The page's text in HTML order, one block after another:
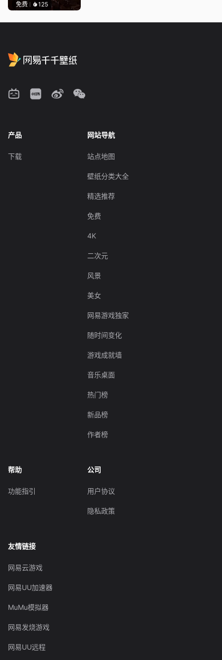
免费 125
产品
下载
网站导航
站点地图
壁纸分类大全
精选推荐
免费
4K
二次元
风景
美女
网易游戏独家
随时间变化
游戏成就墙
音乐桌面
热门榜
新品榜
作者榜
帮助
功能指引
公司
用户协议
隐私政策
友情链接
网易云游戏
网易UU加速器
MuMu模拟器
网易发烧游戏
网易UU远程